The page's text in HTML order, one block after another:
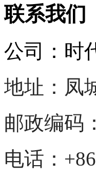
联系我们
公司： 时
地址：凤
邮政编码
电话：